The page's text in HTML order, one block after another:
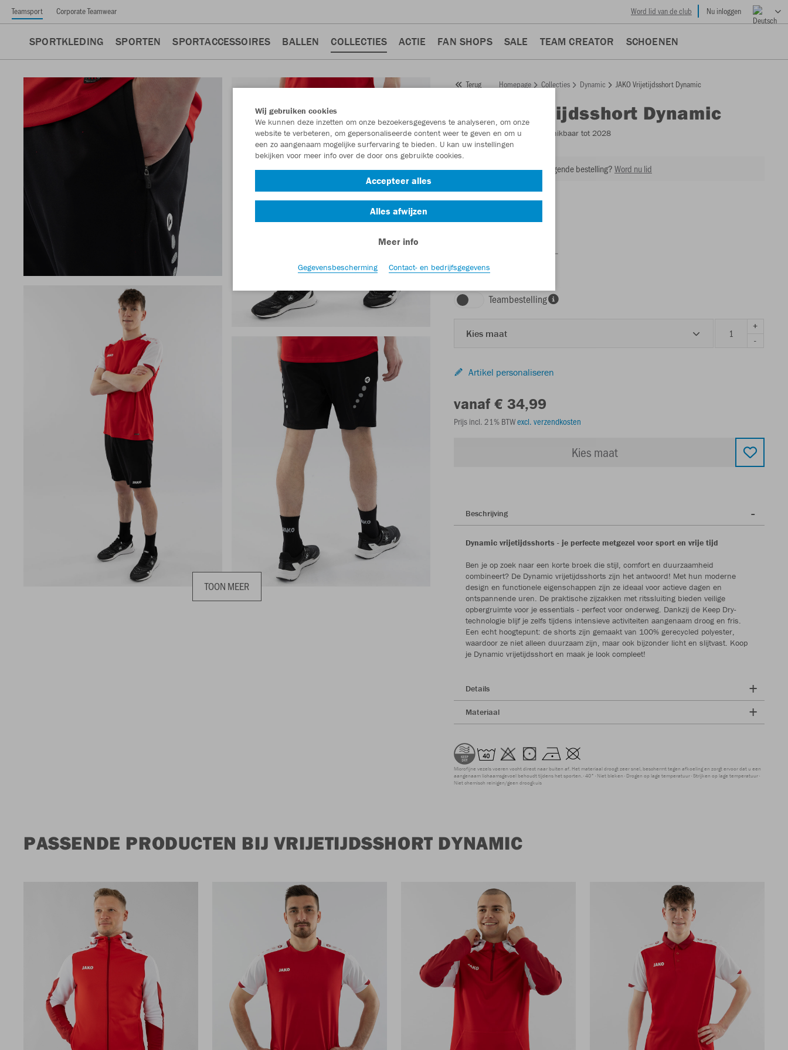
Teamsport Corporate Teamwear Word lid van de club Nu inloggen
SPORTKLEDING SPORTEN SPORTACCESSOIRES BALLEN COLLECTIES ACTIE FAN SHOPS SALE TEAM CREATOR SCHOENEN
TOON MEER
Terug Homepage Collecties Dynamic JAKO Vrijetijdsshort Dynamic
Vrijetijdsshort Dynamic
Artikelnummer: 8370 - Beschikbaar tot 2028
Zin in 30% korting op je volgende bestelling?Word nu lid
zwart
Teambestelling
Kies maat
+
-
Artikel personaliseren
vanaf € 34,99
Prijs incl. 21% BTWexcl. verzendkosten
Kies maat
Beschrijving
Dynamic vrijetijdsshorts - je perfecte metgezel voor sport en vrije tijd
Ben je op zoek naar een korte broek die stijl, comfort en duurzaamheid
combineert? De Dynamic vrijetijdsshorts zijn het antwoord! Met hun moderne
design en functionele eigenschappen zijn ze ideaal voor actieve dagen en
ontspannende uren. De praktische zijzakken met ritssluiting bieden veilige
opbergruimte voor je essentials - perfect voor onderweg. Dankzij de Keep Dry-
technologie blijf je zelfs tijdens intensieve activiteiten aangenaam droog en fris.
Een echt hoogtepunt: de shorts zijn gemaakt van 100% gerecycled polyester,
waardoor ze niet alleen duurzaam zijn, maar ook bijzonder licht en slijtvast. Koop
je Dynamic vrijetijdsshort en maak je look compleet!
Details
Materiaal
Microfijne vezels voeren vocht direct naar buiten af. Het materiaal droogt zeer snel, beschermt tegen afkoeling en zorgt ervoor dat u een
aangenaam lichaamsgevoel behoudt tijdens het sporten. 40° Niet bleken Drogen op lage temperatuur Strijken op lage temperatuur
Niet chemisch reinigen/geen droogkuis
PASSENDE PRODUCTEN BIJ VRIJETIJDSSHORT DYNAMIC
Wij gebruiken cookies
We kunnen deze inzetten om onze bezoekersgegevens te analyseren, om onze
website te verbeteren, om gepersonaliseerde content weer te geven en om u
een zo aangenaam mogelijke surfervaring te bieden. U kan uw instellingen
bekijken voor meer info over de door ons gebruikte cookies.
Accepteer alles
Alles afwijzen
Meer info
Gegevensbescherming Contact- en bedrijfsgegevens